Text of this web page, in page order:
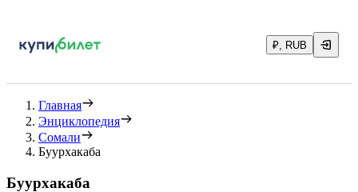
₽, RUB
Главная
Энциклопедия
Сомали
Буурхакаба
Буурхакаба